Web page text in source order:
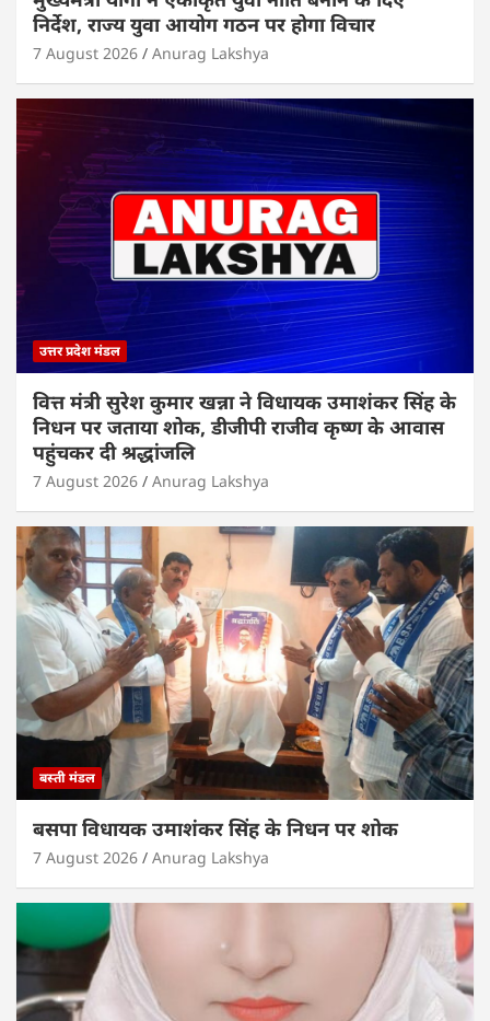
निर्देश, राज्य युवा आयोग गठन पर होगा विचार
7 August 2026 Anurag Lakshya
उत्तर प्रदेश मंडल
वित्त मंत्री सुरेश कुमार खन्ना ने विधायक उमाशंकर सिंह के
निधन पर जताया शोक, डीजीपी राजीव कृष्ण के आवास
पहुंचकर दी श्रद्धांजलि
7 August 2026 Anurag Lakshya
बस्ती मंडल
बसपा विधायक उमाशंकर सिंह के निधन पर शोक
7 August 2026 Anurag Lakshya